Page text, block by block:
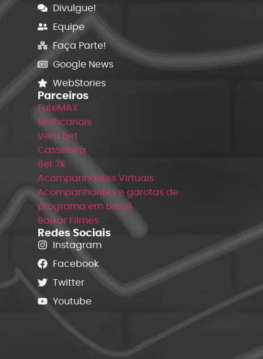
Divulgue!
Equipe
Faça Parte!
Google News
WebStories
Parceiros
FuteMAX
Multicanais
Vera bet
CassinoPix
Bet 7k
Acompanhantes Virtuais
Acompanhantes e garotas de
programa em brasil
Baixar Filmes
Redes Sociais
Instagram
Facebook
Twitter
Youtube